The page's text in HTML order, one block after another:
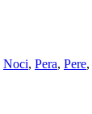
Noci, Pera, Pere,